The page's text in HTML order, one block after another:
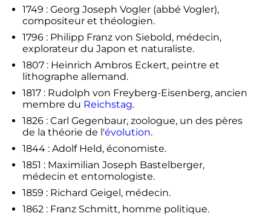
1749 : Georg Joseph Vogler (abbé Vogler),
compositeur et théologien.
1796 : Philipp Franz von Siebold, médecin,
explorateur du Japon et naturaliste.
1807 : Heinrich Ambros Eckert, peintre et
lithographe allemand.
1817 : Rudolph von Freyberg-Eisenberg, ancien
membre du Reichstag.
1826 : Carl Gegenbaur, zoologue, un des pères
de la théorie de l'évolution.
1844 : Adolf Held, économiste.
1851 : Maximilian Joseph Bastelberger,
médecin et entomologiste.
1859 : Richard Geigel, médecin.
1862 : Franz Schmitt, homme politique.